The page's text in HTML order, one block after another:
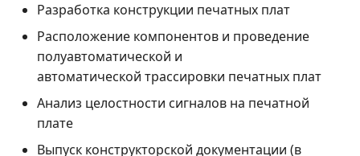
Разработка конструкции печатных плат
Расположение компонентов и проведение
полуавтоматической и
автоматической трассировки печатных плат
Анализ целостности сигналов на печатной
плате
Выпуск конструкторской документации (в